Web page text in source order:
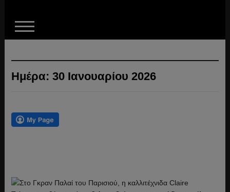
Ημέρα: 30 Ιανουαρίου 2026